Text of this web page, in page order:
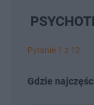
Pytanie 1 z 12
Gdzie